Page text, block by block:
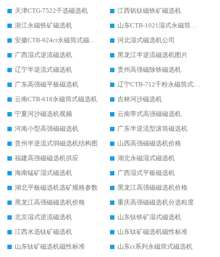
天津CTG-7522干选磁选机
江西钒钛磁铁矿磁选机
浙江永磁铁矿磁选机
山东CTB-1021湿式永磁筒式磁选机
安徽CTB-924ct永磁筒式磁选机
河北湿式磁选机公司
广西湿式逆流磁选机
黑龙江半逆流磁选机图片
辽宁半逆流式磁选机
贵州高强磁除铁磁选机
广东高强磁平板磁选机
辽宁CTB-712干粉永磁筒式磁选机
云南CTB-618永磁筒式磁选机
吉林河沙磁选机
宁夏河沙磁选机视频
云南带式高强磁磁选机
河南小型高强磁磁选机
广东半逆流型滚筒磁选机
贵州半逆流式弱磁选机结构图
山西高强磁磁选机价格
福建高强磁磁选机供应
湖北永磁湿式磁选机
海南锰矿湿式磁选机
广西湿式平板磁选机
湖北平板磁选机选矿规格参数
黑龙江高强磁磁选机价格
黑龙江高强磁磁选机价格
重庆高强磁磁选机分选粒度
北京湿式逆流磁选机
山东钛铁矿湿式磁选机
江西水选钛矿磁选机
山东钛矿磁选机磁性标准
山东钛矿磁选机磁性标准
山东ct系列永磁筒式磁选机